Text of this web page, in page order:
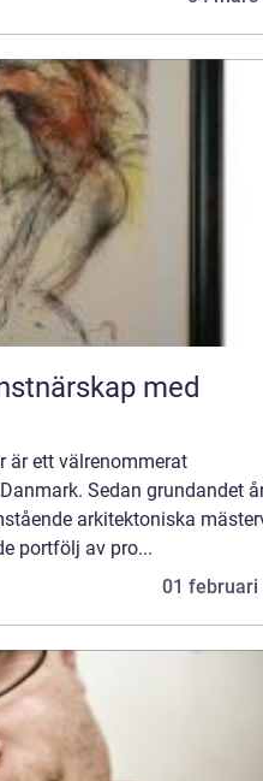
är ett välrenommerat
Sedan grundandet
arkitektoniska
portfölj av pro...
01 februari